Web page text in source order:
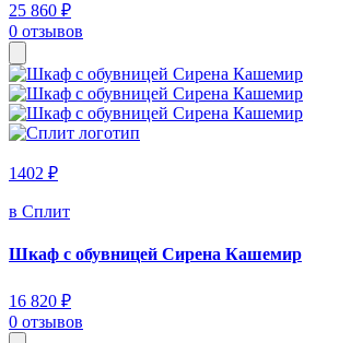
25 860 ₽
0 отзывов
1402 ₽
в Сплит
Шкаф с обувницей Сирена Кашемир
16 820 ₽
0 отзывов